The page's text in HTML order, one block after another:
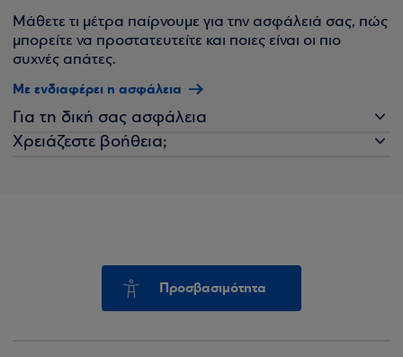
Μάθετε τι μέτρα παίρνουμε για την ασφάλειά σας, πώς
μπορείτε να προστατευτείτε και ποιες είναι οι πιο
συχνές απάτες.
Με ενδιαφέρει η ασφάλεια
Για τη δική σας ασφάλεια
Χρειάζεστε βοήθεια;
Προσβασιμότητα